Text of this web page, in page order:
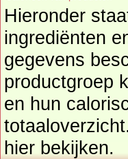
Hieronder
ingrediënten en allergenen
gegevens
productgroep
en hun calorische
hier bekijken.